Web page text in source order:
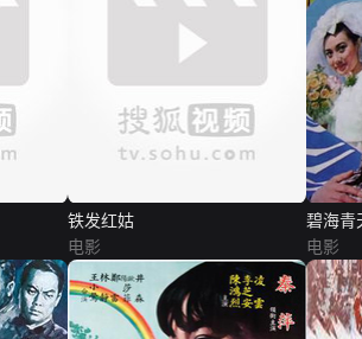
铁发红姑
电影
碧海青
电影